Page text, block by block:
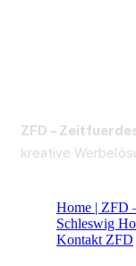
ZFD –
kreative
Home | ZFD
Schleswig
Kontakt ZFD